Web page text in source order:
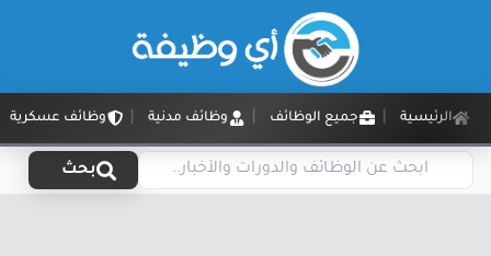
الرئيسية جميع الوظائف وظائف مدنية وظائف عسكرية
بحث